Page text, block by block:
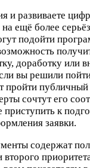
и развиваете
ещё более
подойти
доработку или
вы решили
пройти
сочтут его
к
заявки.
содержат
второго